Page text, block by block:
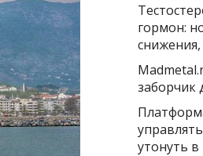
гормон:
заборчик
утонуть в